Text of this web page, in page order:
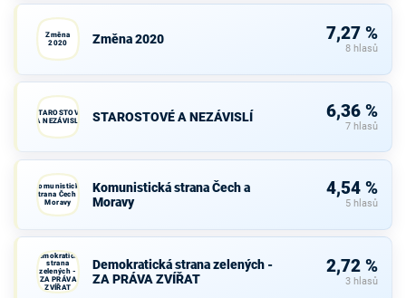
Změna
2020
Změna 2020 7,27 %
8 hlasů
STAROSTOVÉ
A NEZÁVISLÍ
STAROSTOVÉ A NEZÁVISLÍ 6,36 %
7 hlasů
Komunistická
strana Čech a
Moravy
Komunistická strana Čech a
Moravy
4,54 %
5 hlasů
Demokratická
strana
zelených -
ZA PRÁVA
ZVÍŘAT
Demokratická strana zelených -
ZA PRÁVA ZVÍŘAT
2,72 %
3 hlasů